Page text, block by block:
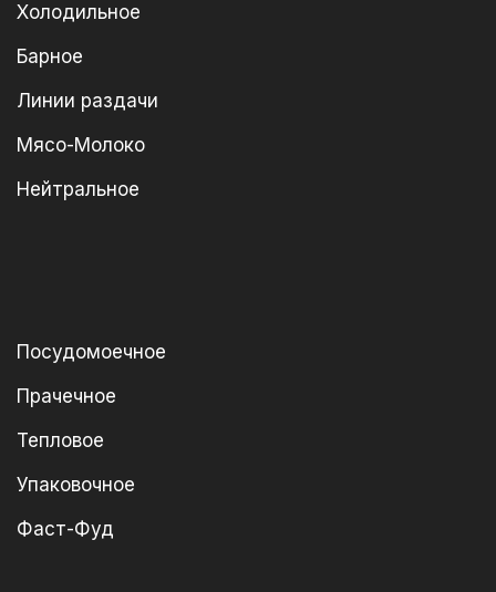
Холодильное
Барное
Линии раздачи
Мясо-Молоко
Нейтральное
Посудомоечное
Прачечное
Тепловое
Упаковочное
Фаст-Фуд